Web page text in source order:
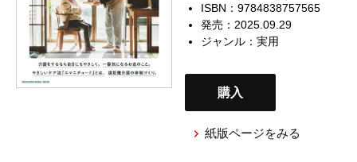
ISBN：9784838757565
発売：2025.09.29
ジャンル：実用
購入
紙版ページをみる